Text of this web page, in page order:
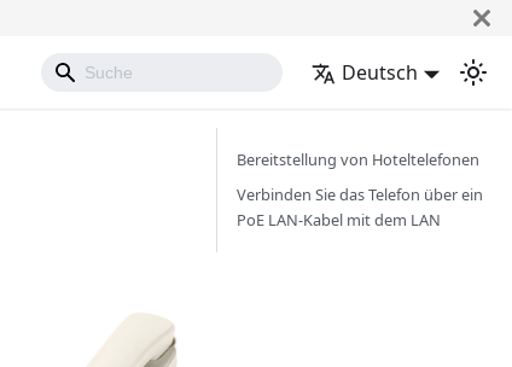
Deutsch
Bereitstellung von Hoteltelefonen
Verbinden Sie das Telefon über ein
PoE LAN-Kabel mit dem LAN